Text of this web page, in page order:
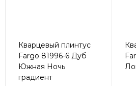
Кварцевый плинтус
Fargo 81996-6 Дуб
Южная Ночь
градиент